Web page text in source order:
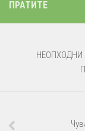
ПРАТИТЕ
НЕОПХОДНИ